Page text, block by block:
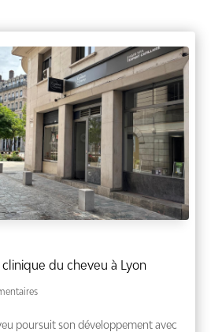
du cheveu à Lyon
poursuit son développement avec